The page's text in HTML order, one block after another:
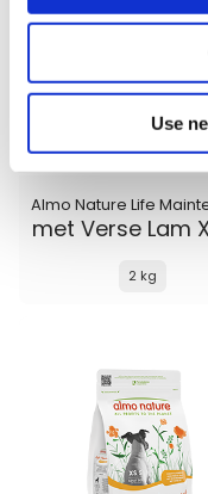
Use
met Verse Lam
2 kg